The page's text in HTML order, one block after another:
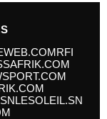
RFI
LESOLEIL.SN